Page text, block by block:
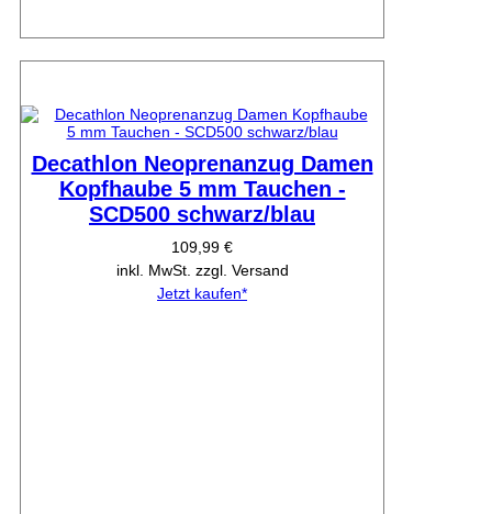
Decathlon Neoprenanzug Damen
Kopfhaube 5 mm Tauchen -
SCD500 schwarz/blau
109,99 €
inkl. MwSt. zzgl. Versand
Jetzt kaufen*